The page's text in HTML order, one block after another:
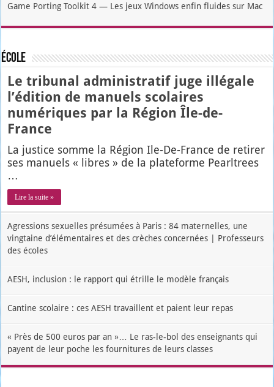
Game Porting Toolkit 4 — Les jeux Windows enfin fluides sur Mac
École
Le tribunal administratif juge illégale
l’édition de manuels scolaires
numériques par la Région Île-de-
France
La jus­tice somme la Région Ile-De-France de reti­rer
ses manuels « libres » de la pla­te­forme Pearl­trees
…
Lire la suite »
Agressions sexuelles présumées à Paris : 84 maternelles, une
vingtaine d’élémentaires et des crèches concernées | Professeurs
des écoles
AESH, inclusion : le rapport qui étrille le modèle français
Cantine scolaire : ces AESH travaillent et paient leur repas
« Près de 500 euros par an »… Le ras-le-bol des enseignants qui
payent de leur poche les fournitures de leurs classes